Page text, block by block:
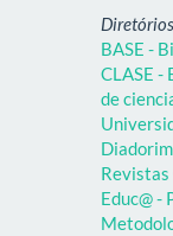
Diretórios
BASE -
CLASE -
de
Educ@ -